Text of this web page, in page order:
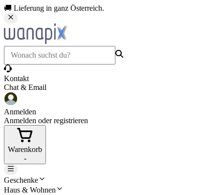
🚚 Lieferung in ganz Österreich.
Kontakt
Chat & Email
Anmelden
Anmelden oder registrieren
Warenkorb
-
Geschenke
Haus & Wohnen